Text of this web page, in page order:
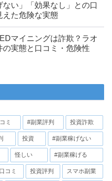
ない」「効果なし」との口
えた危険な実態
マイニングは詐欺？ラオ
の実態と口コミ・危険性
ミ #副業評判 投資詐欺
投資 #副業稼げない
怪しい #副業稼げる
コミ 投資評判 スマホ副業